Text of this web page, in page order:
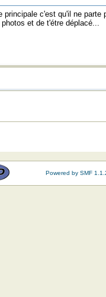
principale c'est qu'il ne parte
et de t'étre déplacé...
Powered by SMF